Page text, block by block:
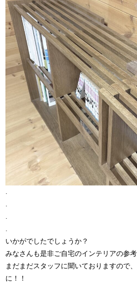
いかがでしたでしょうか？
みなさんも是非ご自宅のインテリアの参
まだまだスタッフに聞いておりますので
に！！